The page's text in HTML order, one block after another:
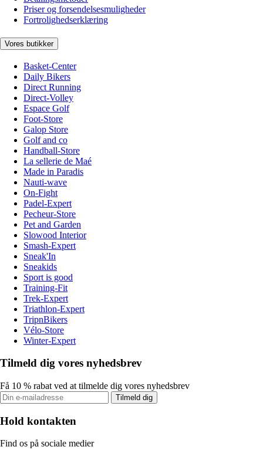
Priser og forsendelsesmuligheder
Fortrolighedserklæring
Vores butikker
Basket-Center
Daily Bikers
Direct Running
Direct-Volley
Espace Golf
Foot-Store
Galop Store
Golf and co
Handball-Store
La sellerie de Maé
Made in Paradis
Nauti-wave
On-Fight
Padel-Expert
Pecheur-Store
Pet and Garden
Slowood Interior
Smash-Expert
Sneak'In
Sneakids
Sport is good
Training-Fit
Trek-Expert
Triathlon-Expert
TripnBikers
Vélo-Store
Winter-Expert
Tilmeld dig vores nyhedsbrev
Få 10 % rabat ved at tilmelde dig vores nyhedsbrev
Tilmeld dig
Hold kontakten
Find os på sociale medier